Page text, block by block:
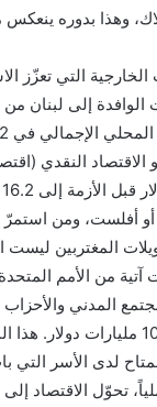
وهذا بدوره
التي تعزّز
قيمة التحويلات الوافدة إلى
التحوّل نحو الاقتصاد
أو أفلست، ومن
المغتربين ليست
آتية من الأمم
المجتمع المدني
السياسية تقدّر بنحو 2.4 مليار دولار، أي ما مجموعه 10
لدى الأسر التي
تحوّل الاقتصاد